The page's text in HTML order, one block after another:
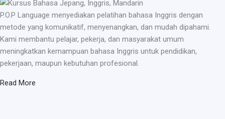
P.O.P Language menyediakan pelatihan bahasa Inggris dengan
metode yang komunikatif, menyenangkan, dan mudah dipahami.
Kami membantu pelajar, pekerja, dan masyarakat umum
meningkatkan kemampuan bahasa Inggris untuk pendidikan,
pekerjaan, maupun kebutuhan profesional.
Read More